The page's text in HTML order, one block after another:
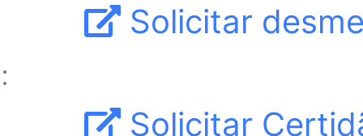
Solicitar
Solicitar